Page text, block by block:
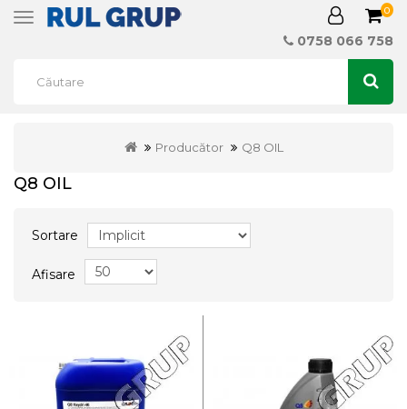
Toggle
0
0758 066 758
Producător Q8 OIL
Q8 OIL
Sortare
Afisare